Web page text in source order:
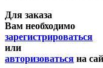
Для заказа
Вам необходимо
зарегистрироваться
или
авторизоваться на